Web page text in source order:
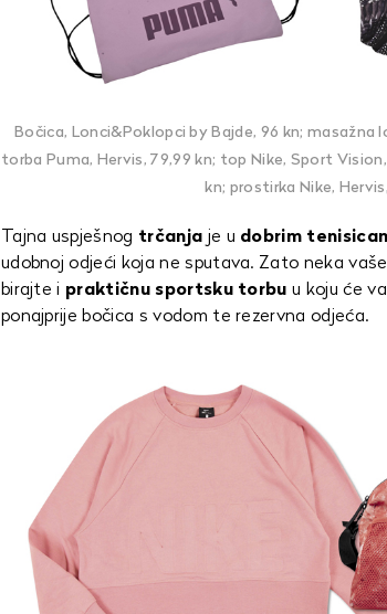
Bočica, Lonci&Poklopci by Bajde, 96 kn; masažna
torba Puma, Hervis, 79,99 kn; top Nike, Sport
kn; prostirka Nike,
Tajna uspješnog trčanja je u dobrim
udobnoj odjeći koja ne sputava. Zato neka
birajte i praktičnu sportsku torbu u koju će
ponajprije bočica s vodom te rezervna odjeća.